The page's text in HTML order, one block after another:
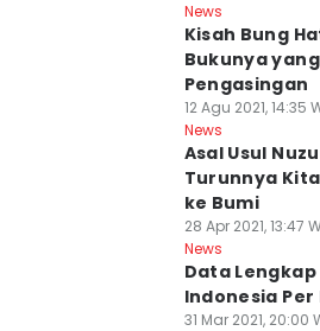
News
Kisah Bung
Bukunya
Pengasingan
12 Agu 2021, 14:35
News
Asal Usul
Turunnya
ke Bumi
28 Apr 2021, 13:47
News
Data Lengkap
Indonesia Per
31 Mar 2021, 20:00